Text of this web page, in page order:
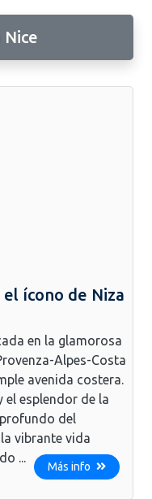
ícono de Niza
en la glamorosa
Alpes-Costa
avenida costera.
el esplendor de la
del
vibrante vida
...
Más info